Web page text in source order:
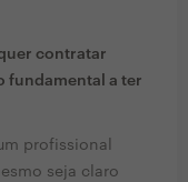
contratar
fundamental a ter
profissional
seja claro